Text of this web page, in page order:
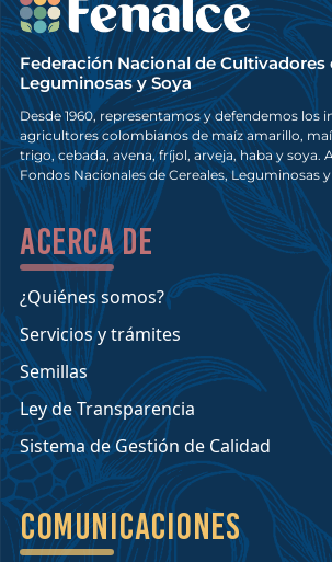
Federación Nacional de Cultivadores
Leguminosas y Soya
Desde 1960, representamos y defendemos los
agricultores colombianos de maíz amarillo,
trigo, cebada, avena, fríjol, arveja, haba y soya.
Fondos Nacionales de Cereales, Leguminosas y
Acerca de
¿Quiénes somos?
Servicios y trámites
Semillas
Ley de Transparencia
Sistema de Gestión de Calidad
Comunicaciones